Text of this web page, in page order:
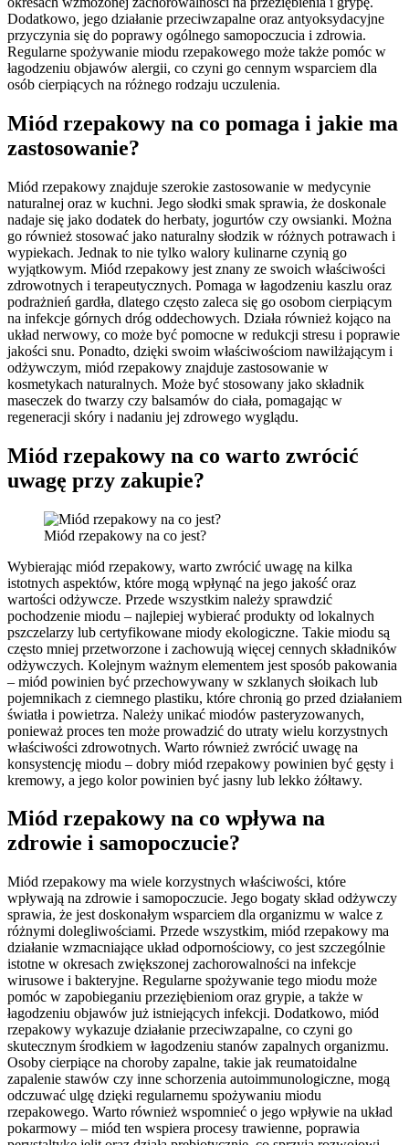
Dodatkowo, jego działanie przeciwzapalne oraz antyoksydacyjne
przyczynia się do poprawy ogólnego samopoczucia i zdrowia.
Regularne spożywanie miodu rzepakowego może także pomóc w
łagodzeniu objawów alergii, co czyni go cennym wsparciem dla
osób cierpiących na różnego rodzaju uczulenia.
Miód rzepakowy na co pomaga i jakie ma
zastosowanie?
Miód rzepakowy znajduje szerokie zastosowanie w medycynie
naturalnej oraz w kuchni. Jego słodki smak sprawia, że doskonale
nadaje się jako dodatek do herbaty, jogurtów czy owsianki. Można
go również stosować jako naturalny słodzik w różnych potrawach i
wypiekach. Jednak to nie tylko walory kulinarne czynią go
wyjątkowym. Miód rzepakowy jest znany ze swoich właściwości
zdrowotnych i terapeutycznych. Pomaga w łagodzeniu kaszlu oraz
podrażnień gardła, dlatego często zaleca się go osobom cierpiącym
na infekcje górnych dróg oddechowych. Działa również kojąco na
układ nerwowy, co może być pomocne w redukcji stresu i poprawie
jakości snu. Ponadto, dzięki swoim właściwościom nawilżającym i
odżywczym, miód rzepakowy znajduje zastosowanie w
kosmetykach naturalnych. Może być stosowany jako składnik
maseczek do twarzy czy balsamów do ciała, pomagając w
regeneracji skóry i nadaniu jej zdrowego wyglądu.
Miód rzepakowy na co warto zwrócić
uwagę przy zakupie?
Miód rzepakowy na co jest?
Wybierając miód rzepakowy, warto zwrócić uwagę na kilka
istotnych aspektów, które mogą wpłynąć na jego jakość oraz
wartości odżywcze. Przede wszystkim należy sprawdzić
pochodzenie miodu – najlepiej wybierać produkty od lokalnych
pszczelarzy lub certyfikowane miody ekologiczne. Takie miodu są
często mniej przetworzone i zachowują więcej cennych składników
odżywczych. Kolejnym ważnym elementem jest sposób pakowania
– miód powinien być przechowywany w szklanych słoikach lub
pojemnikach z ciemnego plastiku, które chronią go przed działaniem
światła i powietrza. Należy unikać miodów pasteryzowanych,
ponieważ proces ten może prowadzić do utraty wielu korzystnych
właściwości zdrowotnych. Warto również zwrócić uwagę na
konsystencję miodu – dobry miód rzepakowy powinien być gęsty i
kremowy, a jego kolor powinien być jasny lub lekko żółtawy.
Miód rzepakowy na co wpływa na
zdrowie i samopoczucie?
Miód rzepakowy ma wiele korzystnych właściwości, które
wpływają na zdrowie i samopoczucie. Jego bogaty skład odżywczy
sprawia, że jest doskonałym wsparciem dla organizmu w walce z
różnymi dolegliwościami. Przede wszystkim, miód rzepakowy ma
działanie wzmacniające układ odpornościowy, co jest szczególnie
istotne w okresach zwiększonej zachorowalności na infekcje
wirusowe i bakteryjne. Regularne spożywanie tego miodu może
pomóc w zapobieganiu przeziębieniom oraz grypie, a także w
łagodzeniu objawów już istniejących infekcji. Dodatkowo, miód
rzepakowy wykazuje działanie przeciwzapalne, co czyni go
skutecznym środkiem w łagodzeniu stanów zapalnych organizmu.
Osoby cierpiące na choroby zapalne, takie jak reumatoidalne
zapalenie stawów czy inne schorzenia autoimmunologiczne, mogą
odczuwać ulgę dzięki regularnemu spożywaniu miodu
rzepakowego. Warto również wspomnieć o jego wpływie na układ
pokarmowy – miód ten wspiera procesy trawienne, poprawia